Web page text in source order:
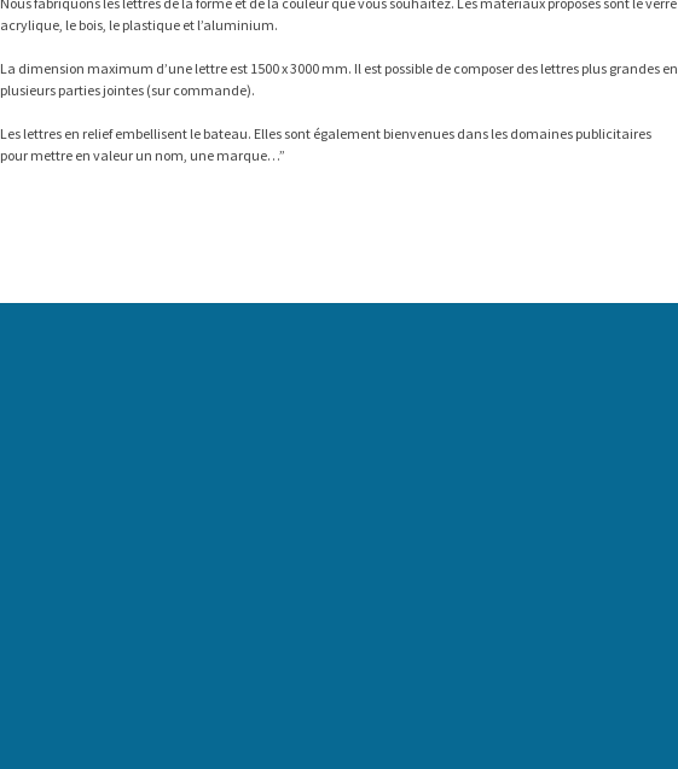
acrylique, le bois, le plastique et l’aluminium.
La dimension maximum d’une lettre est 1500 x 3000 mm. Il est possible de composer des lettres plus grandes en
plusieurs parties jointes (sur commande).
Les lettres en relief embellisent le bateau. Elles sont également bienvenues dans les domaines publicitaires
pour mettre en valeur un nom, une marque…”